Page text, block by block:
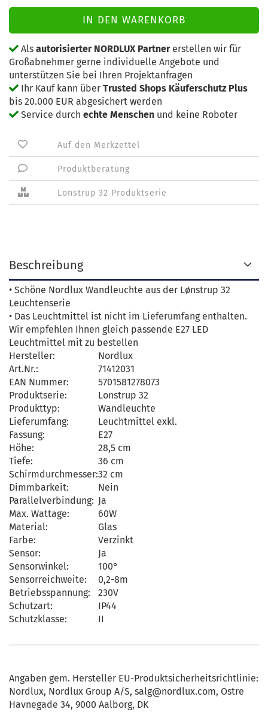
Als autorisierter NORDLUX Partnererstellen wir für
Großabnehmer gerne individuelle Angebote und
unterstützen Sie bei Ihren Projektanfragen
Ihr Kauf kann über Trusted Shops Käuferschutz Plus
bis 20.000 EUR abgesichert werden
Service durch echte Menschen und keine Roboter
Auf den Merkzettel
Produktberatung
Lonstrup 32 Produktserie
Beschreibung
• Schöne Nordlux Wandleuchte aus der Lønstrup 32
Leuchtenserie
• Das Leuchtmittel ist nicht im Lieferumfang enthalten.
Wir empfehlen Ihnen gleich passende E27 LED
Leuchtmittel mit zu bestellen
Hersteller:
Nordlux
Art.Nr.:
71412031
EAN Nummer:
5701581278073
Produktserie:
Lonstrup 32
Produkttyp:
Wandleuchte
Lieferumfang:
Leuchtmittel exkl.
Fassung:
E27
Höhe:
28,5 cm
Tiefe:
36 cm
Schirmdurchmesser:32 cm
Dimmbarkeit:
Nein
Parallelverbindung: Ja
Max. Wattage:
60W
Material:
Glas
Farbe:
Verzinkt
Sensor:
Ja
Sensorwinkel:
100°
Sensorreichweite:
0,2-8m
Betriebsspannung:
230V
Schutzart:
IP44
Schutzklasse:
II
Angaben gem. Hersteller EU-Produktsicherheitsrichtlinie:
Nordlux, Nordlux Group A/S, salg@nordlux.com, Ostre
Havnegade 34, 9000 Aalborg, DK